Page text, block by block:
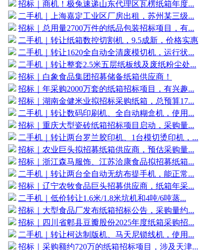
招标｜商机！极兔速递山东代理区瓦楞纸箱年度...
二手机｜上海嘉定工业区厂房出租，苏州某三级...
招标｜总用量2700万件的纸品包装招标项目，有...
二手机｜转让纸箱数控切割机，9.5成新，价格实惠
二手机｜转让1620全自动全清废模切机，运行状...
二手机｜转让整套2.5米五层纸板线及废纸粉尘处...
招标｜白象食品集团招募储备纸箱供应商！
招标｜年采购2000万套的纸箱招标项目，有兴趣...
招标｜湖南金健米业拟招标采购纸箱，总预算17...
二手机｜转让数码印刷机、全自动糊盒机，使用...
招标｜重庆大型瓷砖纸箱招标项目启动，采购量...
二手机｜转让两台罗兰胶印机、1台模切烫印机，...
招标｜农业巨头拟招募纸箱供应商，预估采购量...
招标｜浙江森马服饰、江苏洽康食品拟招募纸箱...
二手机｜转让两台全自动无纺布提手机，能正常...
招标｜辽宁农牧食品巨头招募供应商，纸箱年采...
二手机｜低价转让1.6米/1.8米坑机和4吨/6吨蒸...
招标｜大型食品厂发布纸箱招标公告，采购量约...
招标｜四川省郫县豆瓣股份2025年度纸箱采购招...
二手机｜转让柯达制版机、马天尼锁线机，使用...
招标｜采购额约720万的纸箱招标项目，涉及天津...